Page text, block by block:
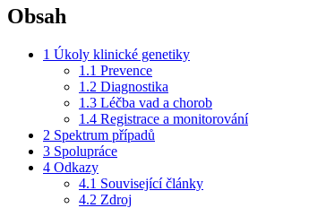
Obsah
1 Úkoly klinické genetiky
1.1 Prevence
1.2 Diagnostika
1.3 Léčba vad a chorob
1.4 Registrace a monitorování
2 Spektrum případů
3 Spolupráce
4 Odkazy
4.1 Související články
4.2 Zdroj